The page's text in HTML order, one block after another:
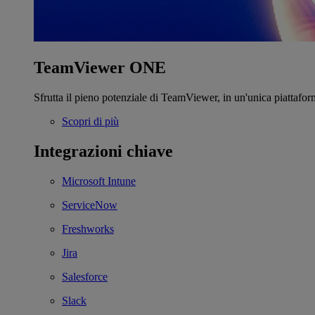
TeamViewer ONE
Sfrutta il pieno potenziale di TeamViewer, in un'unica
Scopri di più
Integrazioni chiave
Microsoft Intune
ServiceNow
Freshworks
Jira
Salesforce
Slack